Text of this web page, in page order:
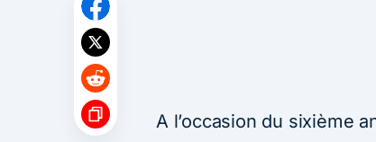
A l’occasion du sixième